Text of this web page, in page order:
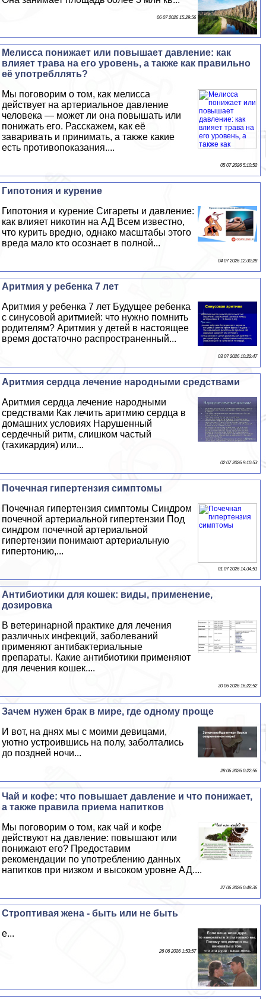
06 07 2026 15:29:56
Мелисса понижает или повышает давление: как
влияет трава на его уровень, а также как правильно
её употрeбллять?
Мы поговорим о том, как мелисса
действует на артериальное давление
человека — может ли она повышать или
понижать его. Расскажем, как её
заваривать и принимать, а также какие
есть противопоказания....
05 07 2026 5:10:52
Гипотония и курение
Гипотония и курение Сигареты и давление:
как влияет никотин на АД Всем известно,
что курить вредно, однако масштабы этого
вреда мало кто осознает в полной...
04 07 2026 12:30:28
Аритмия у ребенка 7 лет
Аритмия у ребенка 7 лет Будущее ребенка
с синусовой аритмией: что нужно помнить
родителям? Аритмия у детей в настоящее
время достаточно распространенный...
03 07 2026 10:22:47
Аритмия сердца лечение народными средствами
Аритмия сердца лечение народными
средствами Как лечить аритмию сердца в
домашних условиях Нарушенный
сердечный ритм, слишком частый
(тахикардия) или...
02 07 2026 9:10:53
Почечная гипертензия симптомы
Почечная гипертензия симптомы Синдром
почечной артериальной гипертензии Под
синдром почечной артериальной
гипертензии понимают артериальную
гипертонию,...
01 07 2026 14:34:51
Антибиотики для кошек: виды, применение,
дозировка
В ветеринарной пpaктике для лечения
различных инфекций, заболеваний
применяют антибактериальные
препараты. Какие антибиотики применяют
для лечения кошек....
30 06 2026 16:22:52
Зачем нужен бpaк в мире, где одному проще
И вот, на днях мы с моими дeвицами,
уютно устроившись на полу, заболтались
до поздней ночи...
28 06 2026 0:22:56
Чай и кофе: что повышает давление и что понижает,
а также правила приема напитков
Мы поговорим о том, как чай и кофе
действуют на давление: повышают или
понижают его? Предоставим
рекомендации по употрeблению данных
напитков при низком и высоком уровне АД....
27 06 2026 0:48:36
Строптивая жена - быть или не быть
е...
26 06 2026 1:53:57